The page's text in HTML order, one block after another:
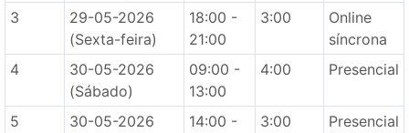
3
29-05-2026
(Sexta-feira)
18:00 -
21:00
3:00
Online
síncrona
4
30-05-2026
(Sábado)
09:00 -
13:00
4:00 Presencial
5
30-05-2026
14:00 -
3:00 Presencial